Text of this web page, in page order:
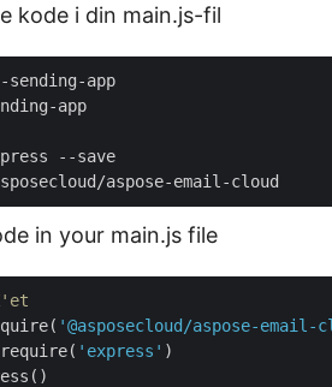
kode i din main.js-fil
sending-app
app
--save
in your main.js file
'@asposecloud/aspose-email-
'express'